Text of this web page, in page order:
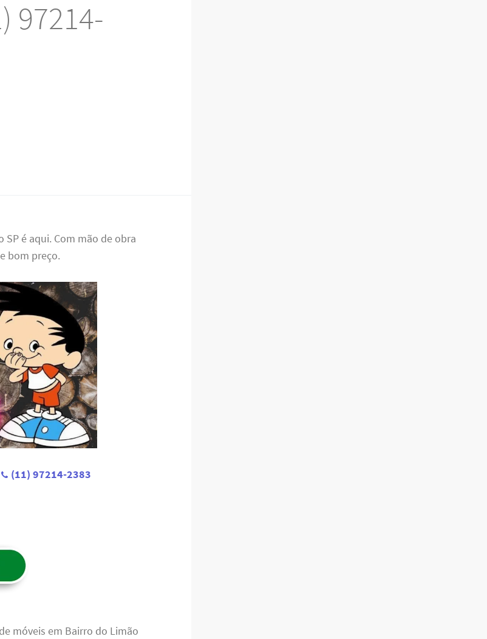
97214-
é aqui. Com mão de obra
bom preço.
(11) 97214-2383
móveis em Bairro do Limão